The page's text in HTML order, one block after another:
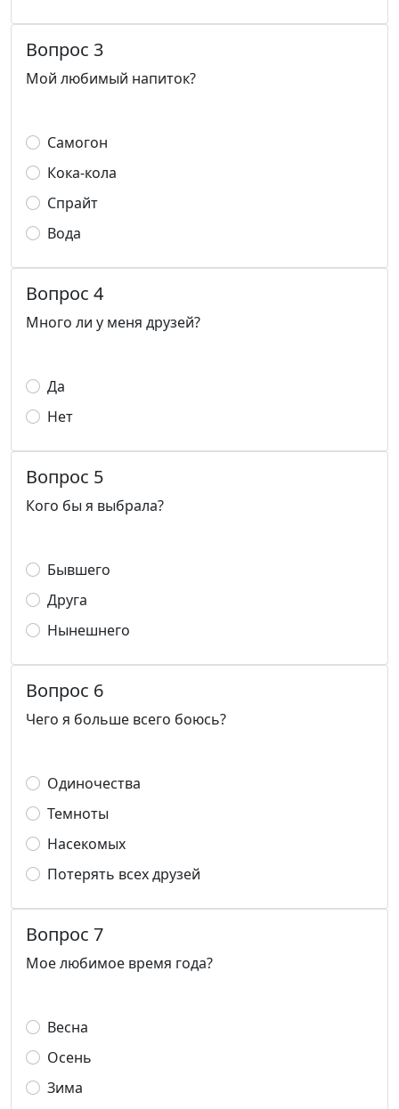
Вопрос 3
Мой любимый напиток?
Самогон
Кока-кола
Спрайт
Вода
Вопрос 4
Много ли у меня друзей?
Да
Нет
Вопрос 5
Кого бы я выбрала?
Бывшего
Друга
Нынешнего
Вопрос 6
Чего я больше всего боюсь?
Одиночества
Темноты
Насекомых
Потерять всех друзей
Вопрос 7
Мое любимое время года?
Весна
Осень
Зима